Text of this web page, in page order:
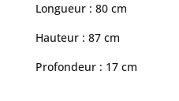
Longueur : 80 cm
Hauteur : 87 cm
Profondeur : 17 cm